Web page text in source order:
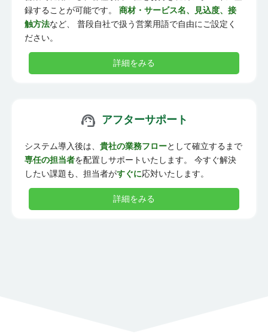
録することが可能です。 商材・サービス名、見込度、接
触方法など、 普段自社で扱う営業用語で自由にご設定く
ださい。
詳細をみる
アフターサポート
システム導入後は、 貴社の業務フローとして確立するまで
専任の担当者を配置しサポートいたします。 今すぐ解決
したい課題も、担当者がすぐに応対いたします。
詳細をみる